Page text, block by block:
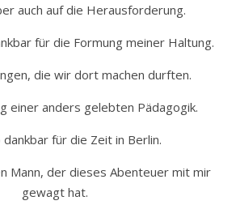
auch auf die Herausforderung.
für die Formung meiner Haltung.
die wir dort machen durften.
einer anders gelebten Pädagogik.
dankbar für die Zeit in Berlin.
Mann, der dieses Abenteuer mit mir
gewagt hat.